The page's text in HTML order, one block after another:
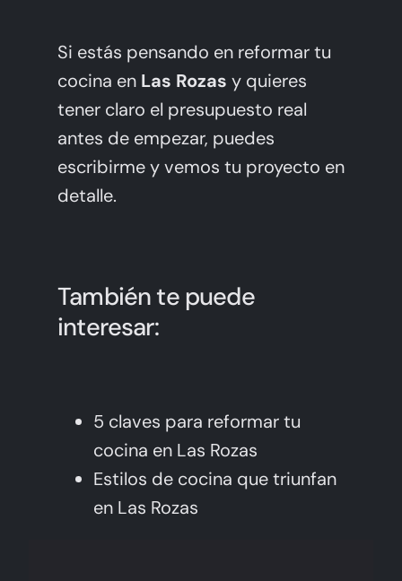
Si estás pensando en reformar tu
cocina en Las Rozas y quieres
tener claro el presupuesto real
antes de empezar, puedes
escribirme y vemos tu proyecto en
detalle.
También te puede
interesar:
5 claves para reformar tu
cocina en Las Rozas
Estilos de cocina que triunfan
en Las Rozas